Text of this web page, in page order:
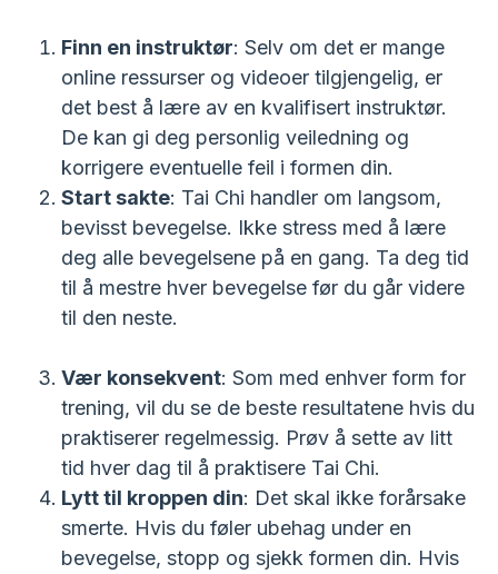
Finn en instruktør: Selv om det er mange
online ressurser og videoer tilgjengelig, er
det best å lære av en kvalifisert instruktør.
De kan gi deg personlig veiledning og
korrigere eventuelle feil i formen din.
Start sakte: Tai Chi handler om langsom,
bevisst bevegelse. Ikke stress med å lære
deg alle bevegelsene på en gang. Ta deg tid
til å mestre hver bevegelse før du går videre
til den neste.
Vær konsekvent: Som med enhver form for
trening, vil du se de beste resultatene hvis du
praktiserer regelmessig. Prøv å sette av litt
tid hver dag til å praktisere Tai Chi.
Lytt til kroppen din: Det skal ikke forårsake
smerte. Hvis du føler ubehag under en
bevegelse, stopp og sjekk formen din. Hvis